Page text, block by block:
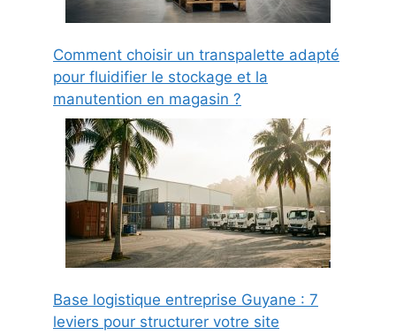
Comment choisir un transpalette adapté
pour fluidifier le stockage et la
manutention en magasin ?
Base logistique entreprise Guyane : 7
leviers pour structurer votre site